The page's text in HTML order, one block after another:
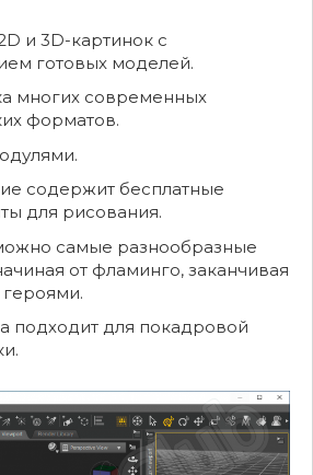
и 3D-картинок с
готовых моделей.
многих современных
форматов.
содержит бесплатные
для рисования.
самые разнообразные
от фламинго, заканчивая
подходит для покадровой